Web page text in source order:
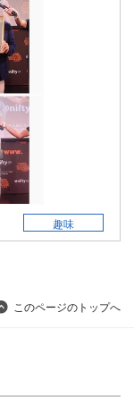
趣味
このページのトップへ